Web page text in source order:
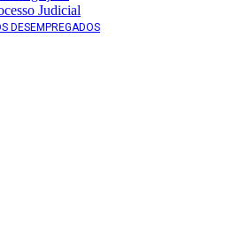
Judicial
DESEMPREGADOS